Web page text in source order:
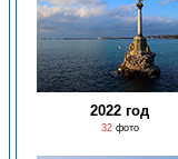
2022 год
32фото